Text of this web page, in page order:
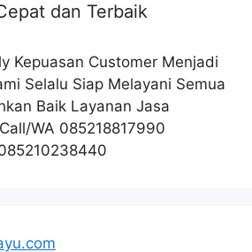
dan Terbaik
Kepuasan Customer Menjadi
Selalu Siap Melayani Semua
Baik Layanan Jasa
WA 085218817990